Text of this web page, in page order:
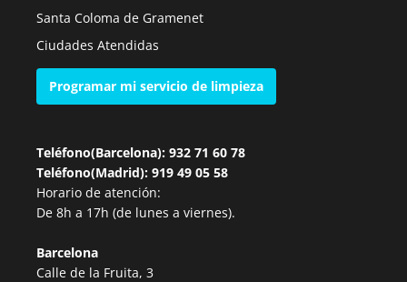
Santa Coloma de Gramenet
Ciudades Atendidas
Programar mi servicio de limpieza
Teléfono(Barcelona): 932 71 60 78
Teléfono(Madrid): 919 49 05 58
Horario de atención:
De 8h a 17h (de lunes a viernes).
Barcelona
Calle de la Fruita, 3